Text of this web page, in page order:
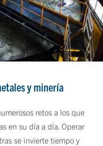
y minería
retos a los que
en su día a día. Operar
se invierte tiempo y